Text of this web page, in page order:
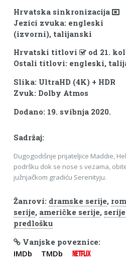
Hrvatska sinkronizacija
Jezici zvuka: engleski
(izvorni), talijanski
Hrvatski titlovi
od 21.
Ostali titlovi: engleski,
Slika: UltraHD (4K) + HDR
Zvuk: Dolby Atmos
Dodano: 19. svibnja 2020.
Sadržaj:
Dugogodišnje prijateljice Maddie,
podršku dok se nose s vezama,
južnjačkom gradiću Serenityju.
Žanrovi: dramske serije,
serije, američke serije,
predlošku
Vanjske poveznice:
IMDb TMDb NETFLIX